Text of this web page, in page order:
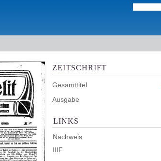
ZEITSCHRIFT
Gesamttitel
Ausgabe
LINKS
Nachweis
IIIF